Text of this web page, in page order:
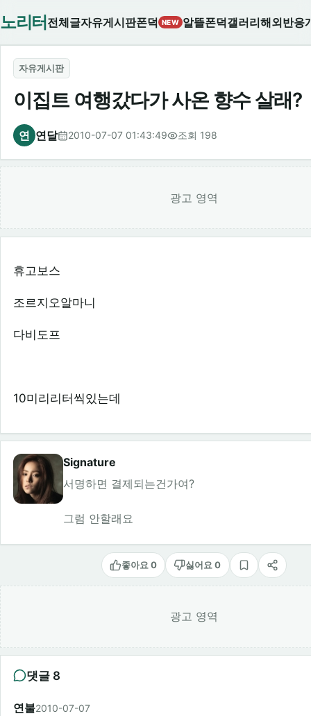
노리터 전체글자유게시판폰덕 NEW 알뜰폰덕갤러리해외반응
자유게시판
이집트 여행갔다가 사온 향수 살래?
연 연달 2010-07-07 01:43:49 조회 198
광고 영역
휴고보스
조르지오알마니
다비도프
10미리리터씩있는데
Signature
서명하면 결제되는건가여?
그럼 안할래요
좋아요 0 싫어요 0
스크랩공유
광고 영역
댓글 8
연불2010-07-07